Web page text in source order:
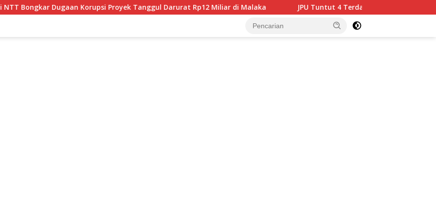
Proyek Tanggul Darurat Rp12 Miliar di Malaka JPU Tuntut 4 Terdakwa Korupsi Medan Fashion Festival 2024,